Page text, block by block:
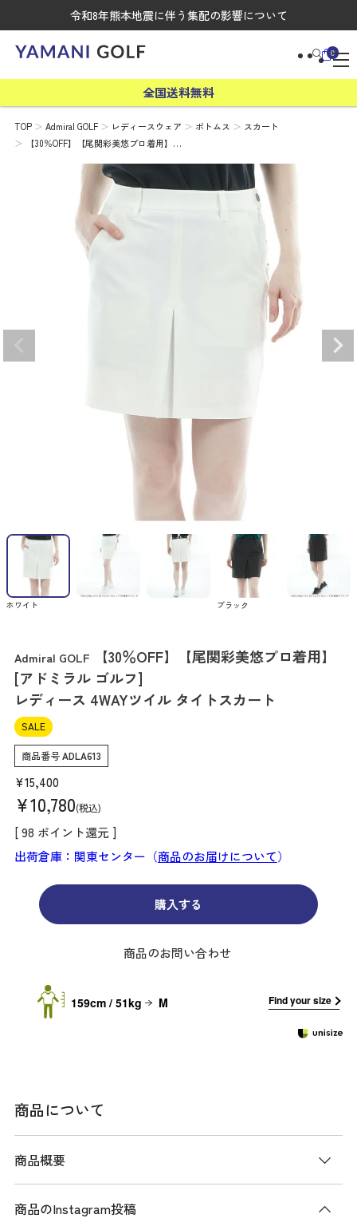
令和8年熊本地震に伴う集配の影響について
0
全国送料無料
TOP Admiral GOLF レディースウェア ボトムス
スカート
【30％OFF】【尾関彩美悠プロ着用】…
ホワイト ブラック
Admiral GOLF
【30％OFF】【尾関彩美悠プロ着用】
[アドミラル ゴルフ]
レディース 4WAYツイル タイトスカート
SALE
商品番号ADLA613
¥15,400
¥10,780 税込
[98 ポイント還元 ]
出荷倉庫：関東センター（商品のお届けについて）
購入する
商品のお問い合わせ
159cm / 51kg M Find your size
商品について
商品概要
商品のInstagram投稿